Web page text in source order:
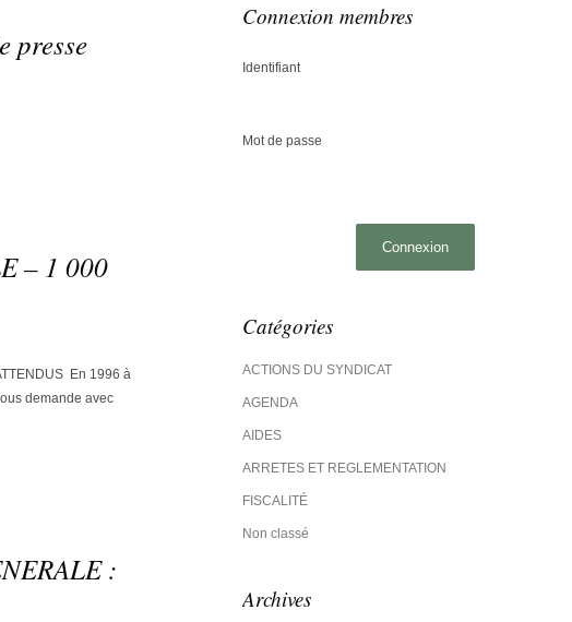
presse
– 1 000
En 1996 à
demande avec
:
Connexion membres
Identifiant
Mot de passe
Catégories
ACTIONS DU SYNDICAT
AGENDA
AIDES
ARRETES ET REGLEMENTATION
FISCALITÉ
Non classé
Archives